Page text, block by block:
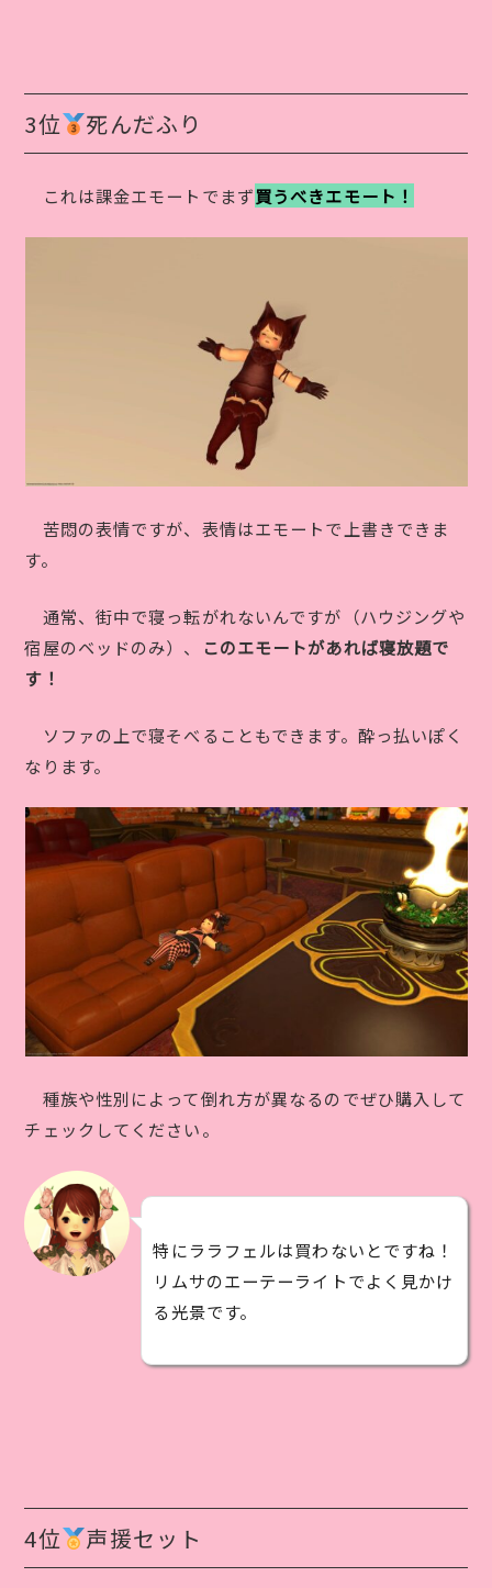
3位 死んだふり
これは課金エモートでまず買うべきエモート！
苦悶の表情ですが、表情はエモートで上書きできま
す。
通常、街中で寝っ転がれないんですが（ハウジングや
宿屋のベッドのみ）、
このエモートがあれば寝放題で
す！
ソファの上で寝そべることもできます。酔っ払いぽく
なります。
種族や性別によって倒れ方が異なるのでぜひ購入して
チェックしてください。
特にララフェルは買わないとですね！
リムサのエーテーライトでよく見かけ
る光景です。
4位 声援セット